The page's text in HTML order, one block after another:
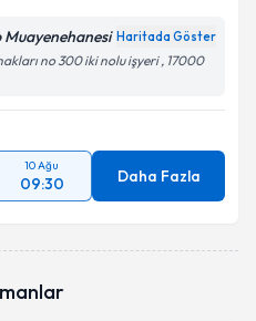
Muayenehanesi Haritada Göster
no 300 iki nolu işyeri , 17000
10 Ağu
09:30 Daha Fazla